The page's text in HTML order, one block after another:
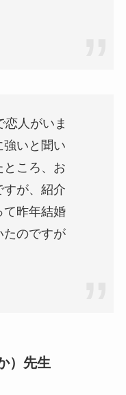
恋人がいま
強いと聞い
ところ、お
すが、紹介
て昨年結婚
たのですが
）先生